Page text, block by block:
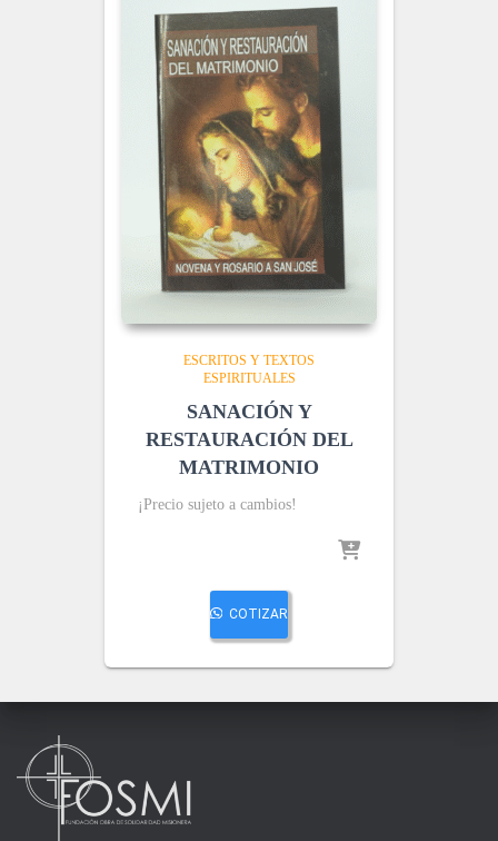
ESCRITOS Y TEXTOS
ESPIRITUALES
SANACIÓN Y
RESTAURACIÓN DEL
MATRIMONIO
¡Precio sujeto a cambios!
COTIZAR